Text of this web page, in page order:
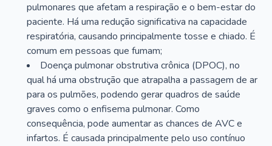
pulmonares que afetam a respiração e o bem-estar do
paciente. Há uma redução significativa na capacidade
respiratória, causando principalmente tosse e chiado. É
comum em pessoas que fumam;
Doença pulmonar obstrutiva crônica (DPOC), no
qual há uma obstrução que atrapalha a passagem de ar
para os pulmões, podendo gerar quadros de saúde
graves como o enfisema pulmonar. Como
consequência, pode aumentar as chances de AVC e
infartos. É causada principalmente pelo uso contínuo